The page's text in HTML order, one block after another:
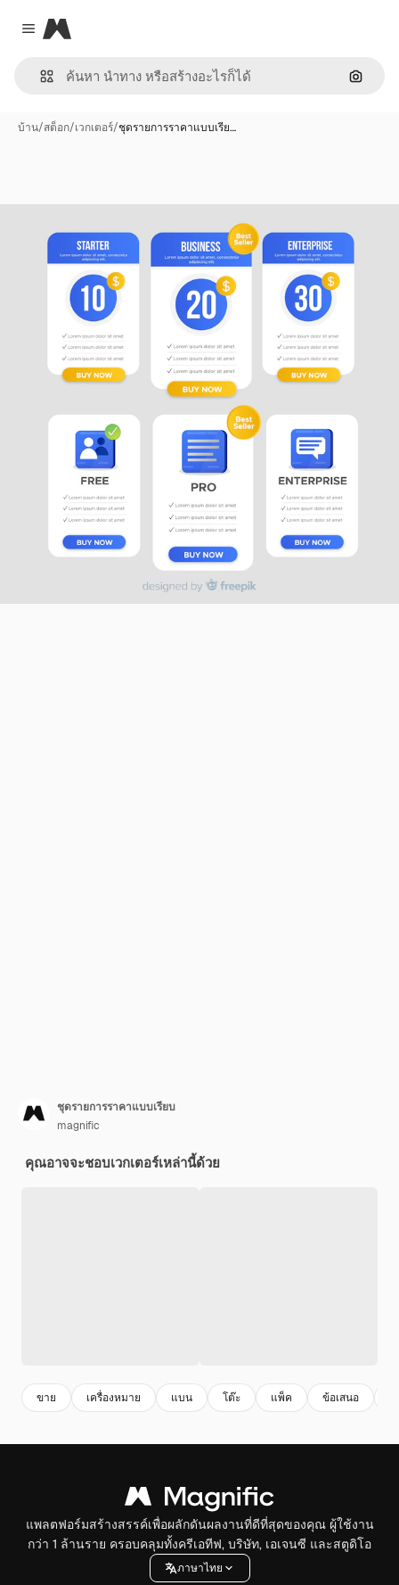
Close menu
Magnific
ค้นหา
บ้าน/สต็อก/เวกเตอร์/ชุดรายการราคาแบบเรีย…
ชุดรายการราคาแบบเรียบ
magnific
คุณอาจจะชอบเวกเตอร์เหล่านี้ด้วย
ขาย เครื่องหมาย แบน โต๊ะ แพ็ค ข้อเสนอ
แพลตฟอร์มสร้างสรรค์เพื่อผลักดันผลงานที่ดีที่สุดของคุณ ผู้ใช้งาน
กว่า 1 ล้านราย ครอบคลุมทั้งครีเอทีฟ, บริษัท, เอเจนซี และสตูดิโอ
ภาษาไทย